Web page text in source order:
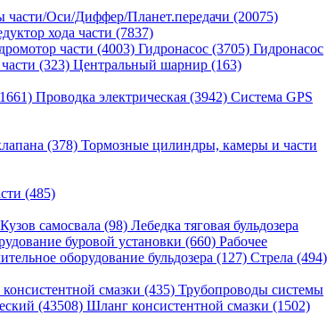
части/Оси/Диффер/Планет.передачи (20075)
хода части (7837)
части (4003) Гидронасос (3705) Гидронасос
(323) Центральный шарнир (163)
Проводка электрическая (3942) Система GPS
(378) Тормозные цилиндры, камеры и части
(485)
Кузов самосвала (98) Лебедка тяговая бульдозера
буровой установки (660) Рабочее
оборудование бульдозера (127) Стрела (494)
смазки (435) Трубопроводы системы
(43508) Шланг консистентной смазки (1502)